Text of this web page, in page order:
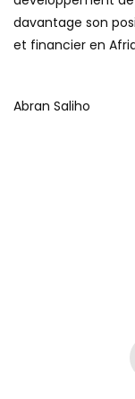
davantage son
et financier en
Abran Saliho